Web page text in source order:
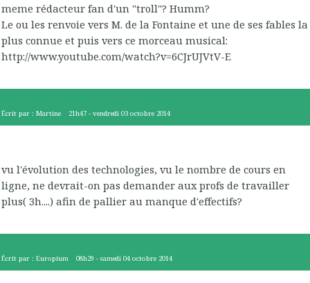
meme rédacteur fan d'un "troll"? Humm?
Le ou les renvoie vers M. de la Fontaine et une de ses fables la
plus connue et puis vers ce morceau musical:
http://www.youtube.com/watch?v=6CJrUJVtV-E
Écrit par : Martine 21h47 -vendredi 03 octobre 2014
vu l'évolution des technologies, vu le nombre de cours en
ligne, ne devrait-on pas demander aux profs de travailler
plus( 3h....) afin de pallier au manque d'effectifs?
Écrit par : Europium 08h29 -samedi 04 octobre 2014